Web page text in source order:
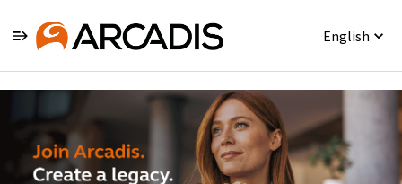
English
Single
Position